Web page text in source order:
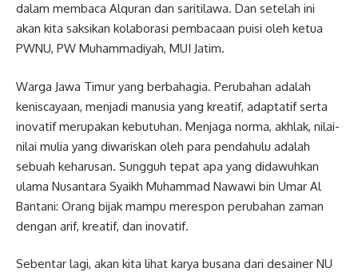
dalam membaca Alquran dan saritilawa. Dan setelah ini
akan kita saksikan kolaborasi pembacaan puisi oleh ketua
PWNU, PW Muhammadiyah, MUI Jatim.
Warga Jawa Timur yang berbahagia. Perubahan adalah
keniscayaan, menjadi manusia yang kreatif, adaptatif serta
inovatif merupakan kebutuhan. Menjaga norma, akhlak, nilai-
nilai mulia yang diwariskan oleh para pendahulu adalah
sebuah keharusan. Sungguh tepat apa yang didawuhkan
ulama Nusantara Syaikh Muhammad Nawawi bin Umar Al
Bantani: Orang bijak mampu merespon perubahan zaman
dengan arif, kreatif, dan inovatif.
Sebentar lagi, akan kita lihat karya busana dari desainer NU